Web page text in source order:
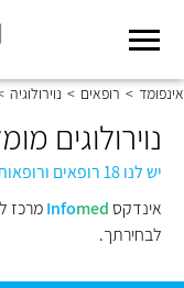
אינפומד > רופאים > נוירולוגיה
נוירולוגים
יש לנו 18 רופאים ורופאות באתר
אינדקס
Infomed
מרכז
לבחירתך.